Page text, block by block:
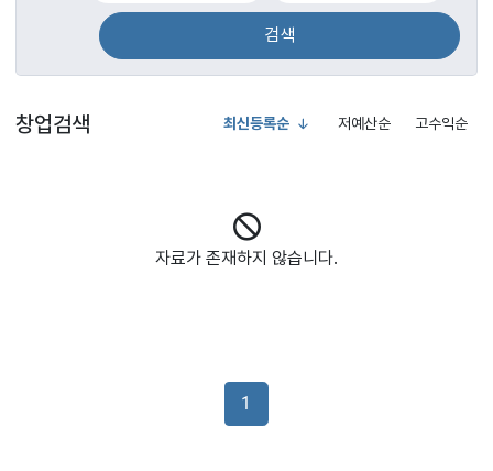
검색
창업검색 최신등록순 저예산순 고수익순
자료가 존재하지 않습니다.
1